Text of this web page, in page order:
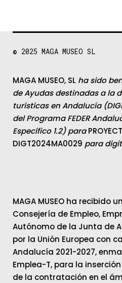
© 2025 MAGA MUSEO SL
MAGA MUSEO, SL ha sido
de Ayudas destinadas a la
turísticas en Andalucía
del Programa FEDER
Específico 1.2) para
DIGT2024MA0029 para
MAGA MUSEO ha recibido
Consejería de Empleo,
Autónomo de la Junta de
por la Unión Europea con
Andalucía 2021-2027,
Emplea-T, para la
de la contratación en el